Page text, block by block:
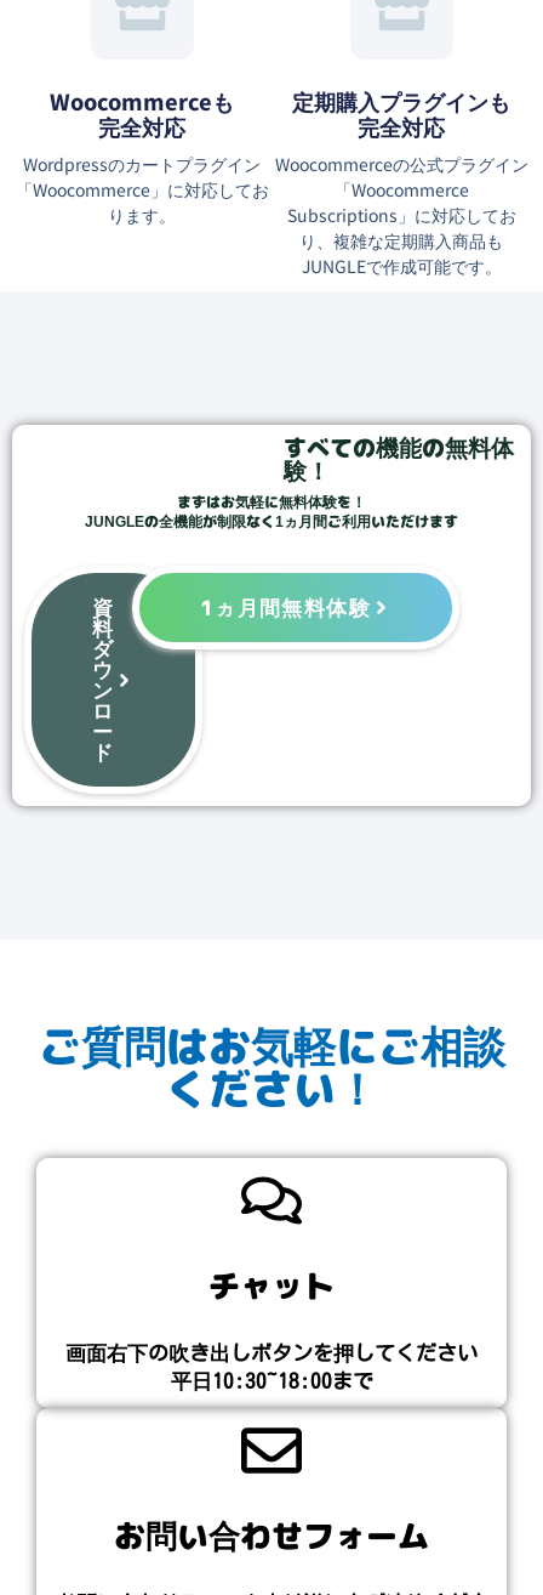
Woocommerceも
完全対応
Wordpressのカートプラグイン
「Woocommerce」に対応してお
ります。
定期購入プラグインも
完全対応
Woocommerceの公式プラグイン
「Woocommerce
Subscriptions」に対応してお
り、複雑な定期購入商品も
JUNGLEで作成可能です。
すべての機能の無料体
験！
まずはお気軽に無料体験を！
JUNGLEの全機能が制限なく1ヵ月間ご利用いただけます
資
料
ダ
ウ
ン
ロ
ー
ド
1ヵ月間無料体験
ご質問はお気軽にご相談
ください！
チャット
画面右下の吹き出しボタンを押してください​
平日10:30~18:00まで
お問い合わせフォーム